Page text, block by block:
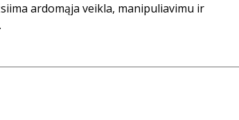
ardomąja veikla, manipuliavimu ir